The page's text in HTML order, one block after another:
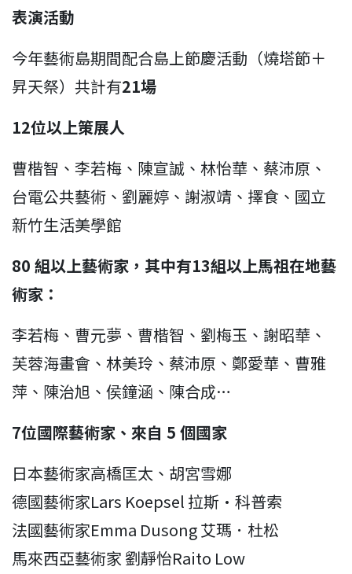
表演活動
今年藝術島期間配合島上節慶活動（燒塔節＋
昇天祭）共計有21場
12位以上策展人
曹楷智、李若梅、陳宣誠、林怡華、蔡沛原、
台電公共藝術、劉麗婷、謝淑靖、擇食、國立
新竹生活美學館
80 組以上藝術家，其中有13組以上馬祖在地藝
術家：
李若梅、曹元夢、曹楷智、劉梅玉、謝昭華、
芙蓉海畫會、林美玲、蔡沛原、鄭愛華、曹雅
萍、陳治旭、侯鐘涵、陳合成…
7位國際藝術家、來自 5 個國家
日本藝術家高橋匡太、胡宮雪娜
德國藝術家Lars Koepsel 拉斯·科普索
法國藝術家Emma Dusong 艾瑪．杜松
馬來西亞藝術家 劉靜怡Raito Low